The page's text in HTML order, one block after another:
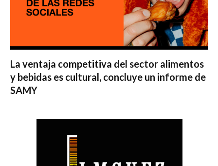
La ventaja competitiva del sector alimentos
y bebidas es cultural, concluye un informe de
SAMY